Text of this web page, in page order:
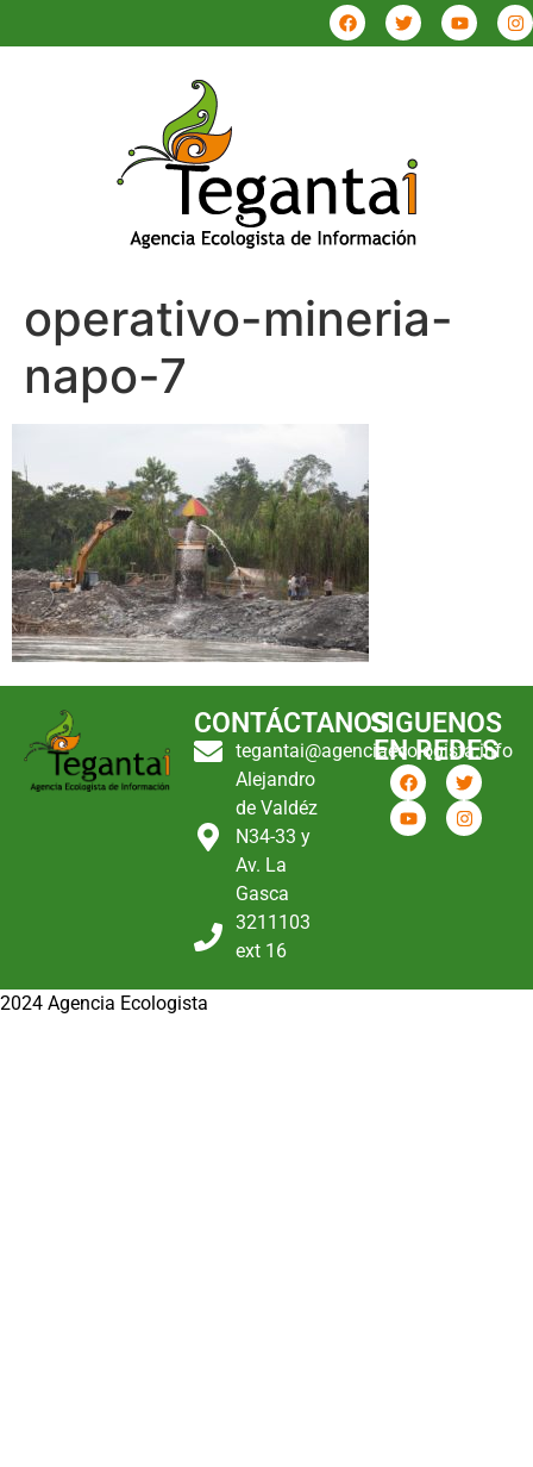
operativo-mineria-
napo-7
CONTÁCTANOS
tegantai@agenciaecologista.info
Alejandro
de Valdéz
N34-33 y
Av. La
Gasca
3211103
ext 16
SIGUENOS
EN REDES
2024 Agencia Ecologista